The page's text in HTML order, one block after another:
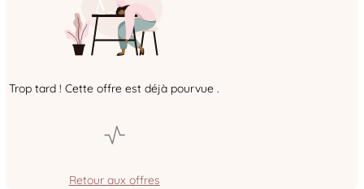
Trop tard ! Cette offre est déjà pourvue .
Retour aux offres